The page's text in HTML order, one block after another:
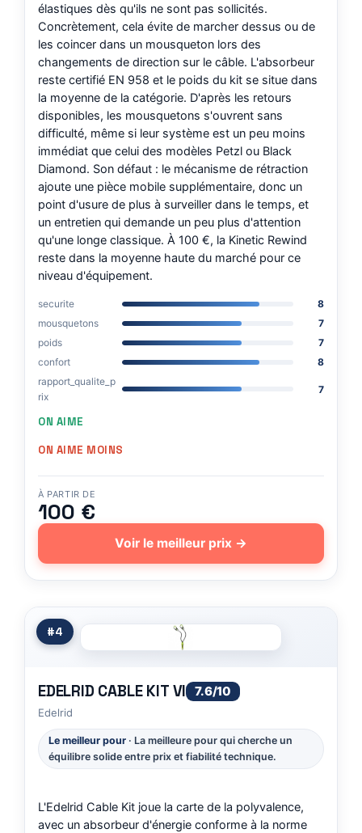
élastiques dès qu'ils ne sont pas sollicités.
Concrètement, cela évite de marcher dessus ou de
les coincer dans un mousqueton lors des
changements de direction sur le câble. L'absorbeur
reste certifié EN 958 et le poids du kit se situe dans
la moyenne de la catégorie. D'après les retours
disponibles, les mousquetons s'ouvrent sans
difficulté, même si leur système est un peu moins
immédiat que celui des modèles Petzl ou Black
Diamond. Son défaut : le mécanisme de rétraction
ajoute une pièce mobile supplémentaire, donc un
point d'usure de plus à surveiller dans le temps, et
un entretien qui demande un peu plus d'attention
qu'une longe classique. À 100 €, la Kinetic Rewind
reste dans la moyenne haute du marché pour ce
niveau d'équipement.
securite
8
mousquetons
7
poids
7
confort
8
rapport_qualite_p
rix
7
ON AIME
ON AIME MOINS
À PARTIR DE
100 €
Voir le meilleur prix →
#4
EDELRID CABLE KIT VI 7.6/10
Edelrid
Le meilleur pour · La meilleure pour qui cherche un
équilibre solide entre prix et fiabilité technique.
L'Edelrid Cable Kit joue la carte de la polyvalence,
avec un absorbeur d'énergie conforme à la norme